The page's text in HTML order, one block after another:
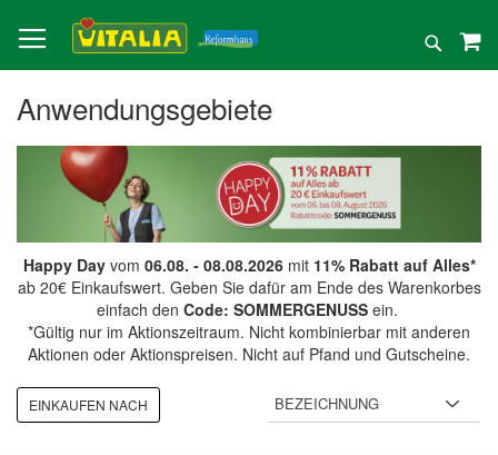
zum
Inhalt
Suche
Anwendungsgebiete
Happy Dayvom 06.08. - 08.08.2026mit 11% Rabatt auf Alles*
ab 20€ Einkaufswert. Geben Sie dafür am Ende des Warenkorbes
einfach den Code: SOMMERGENUSSein.
*Gültig nur im Aktionszeitraum. Nicht kombinierbar mit anderen
Aktionen oder Aktionspreisen. Nicht auf Pfand und Gutscheine.
EINKAUFEN NACH